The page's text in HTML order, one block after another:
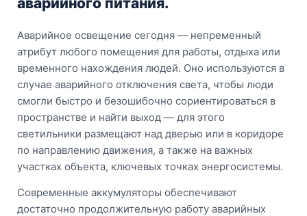
Аварийное освещение сегодня — непременный
атрибут любого помещения для работы, отдыха или
временного нахождения людей. Оно используются в
случае аварийного отключения света, чтобы люди
смогли быстро и безошибочно сориентироваться в
пространстве и найти выход — для этого
светильники размещают над дверью или в коридоре
по направлению движения, а также на важных
участках объекта, ключевых точках энергосистемы.
Современные аккумуляторы обеспечивают
достаточно продолжительную работу аварийных